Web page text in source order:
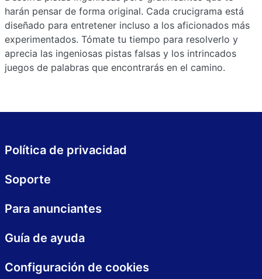
harán pensar de forma original. Cada crucigrama está
diseñado para entretener incluso a los aficionados más
experimentados. Tómate tu tiempo para resolverlo y
aprecia las ingeniosas pistas falsas y los intrincados
juegos de palabras que encontrarás en el camino.
Política de privacidad
Soporte
Para anunciantes
Guía de ayuda
Configuración de cookies